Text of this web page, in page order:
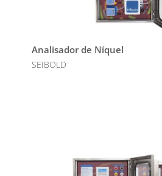
Analisador de Níquel
SEIBOLD